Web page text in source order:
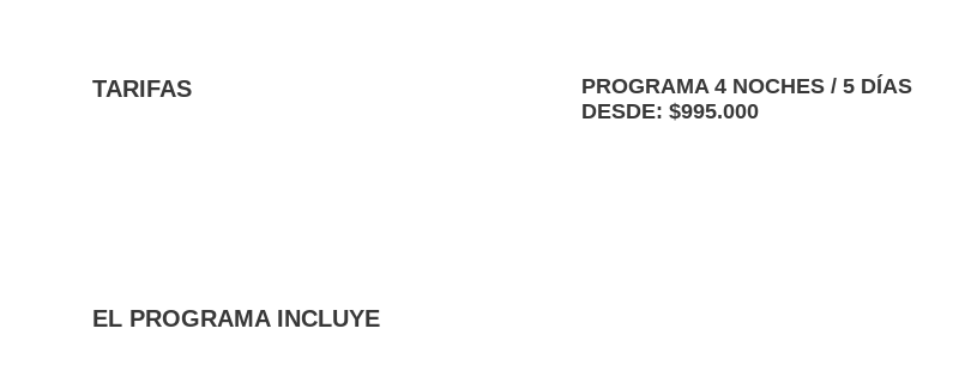
TARIFAS
PROGRAMA 4 NOCHES / 5 DÍAS
DESDE: $995.000
EL PROGRAMA INCLUYE